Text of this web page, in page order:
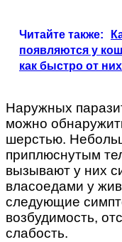
Читайте также:
появляются у
как быстро от
Наружных
можно
шерстью.
приплюснутым
вызывают у них
власоедами у
следующие
возбудимость,
слабость.